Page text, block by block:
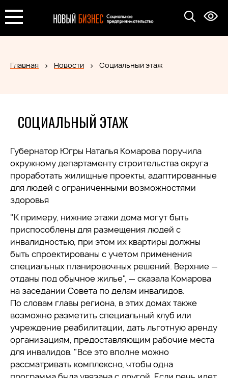
Главная Новости Социальный этаж
СОЦИАЛЬНЫЙ ЭТАЖ
Губернатор Югры Наталья Комарова поручила
окружному департаменту строительства округа
проработать жилищные проекты, адаптированные
для людей с ограниченными возможностями
здоровья
"К примеру, нижние этажи дома могут быть
приспособлены для размещения людей с
инвалидностью, при этом их квартиры должны
быть спроектированы с учетом применения
специальных планировочных решений. Верхние —
отданы под обычное жилье", — сказала Комарова
на заседании Совета по делам инвалидов.
По словам главы региона, в этих домах также
возможно разметить специальный клуб или
учреждение реабилитации, дать льготную аренду
организациям, предоставляющим рабочие места
для инвалидов. "Все это вполне можно
рассматривать комплексно, чтобы одна